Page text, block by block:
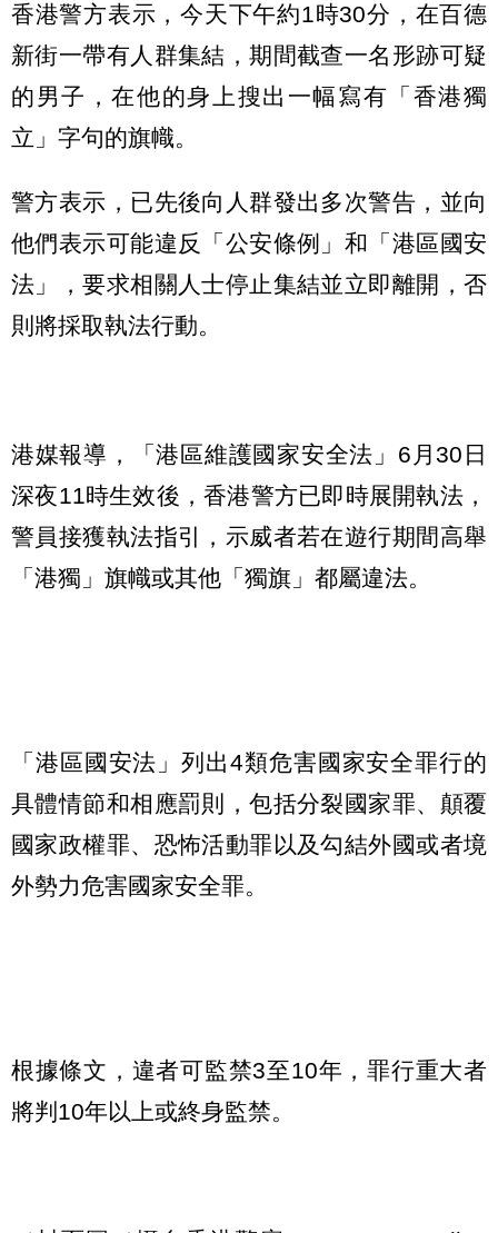
香港警方表示，今天下午約1時30分，在百德
新街一帶有人群集結，期間截查一名形跡可疑
的男子，在他的身上搜出一幅寫有「香港獨
立」字句的旗幟。
警方表示，已先後向人群發出多次警告，並向
他們表示可能違反「公安條例」和「港區國安
法」，要求相關人士停止集結並立即離開，否
則將採取執法行動。
港媒報導，「港區維護國家安全法」6月30日
深夜11時生效後，香港警方已即時展開執法，
警員接獲執法指引，示威者若在遊行期間高舉
「港獨」旗幟或其他「獨旗」都屬違法。
「港區國安法」列出4類危害國家安全罪行的
具體情節和相應罰則，包括分裂國家罪、顛覆
國家政權罪、恐怖活動罪以及勾結外國或者境
外勢力危害國家安全罪。
根據條文，違者可監禁3至10年，罪行重大者
將判10年以上或終身監禁。